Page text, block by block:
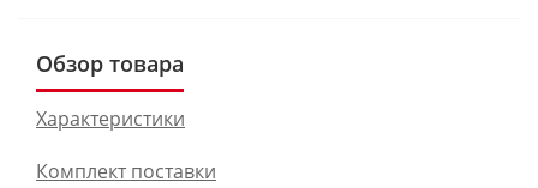
Обзор товара
Характеристики
Комплект поставки